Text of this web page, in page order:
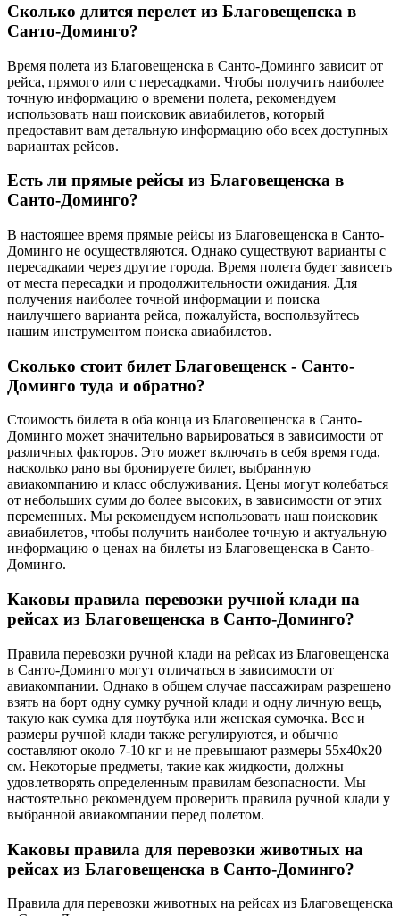
Сколько длится перелет из Благовещенска в
Санто-Доминго?
Время полета из Благовещенска в Санто-Доминго зависит от
рейса, прямого или с пересадками. Чтобы получить наиболее
точную информацию о времени полета, рекомендуем
использовать наш поисковик авиабилетов, который
предоставит вам детальную информацию обо всех доступных
вариантах рейсов.
Есть ли прямые рейсы из Благовещенска в
Санто-Доминго?
В настоящее время прямые рейсы из Благовещенска в Санто-
Доминго не осуществляются. Однако существуют варианты с
пересадками через другие города. Время полета будет зависеть
от места пересадки и продолжительности ожидания. Для
получения наиболее точной информации и поиска
наилучшего варианта рейса, пожалуйста, воспользуйтесь
нашим инструментом поиска авиабилетов.
Сколько стоит билет Благовещенск - Санто-
Доминго туда и обратно?
Стоимость билета в оба конца из Благовещенска в Санто-
Доминго может значительно варьироваться в зависимости от
различных факторов. Это может включать в себя время года,
насколько рано вы бронируете билет, выбранную
авиакомпанию и класс обслуживания. Цены могут колебаться
от небольших сумм до более высоких, в зависимости от этих
переменных. Мы рекомендуем использовать наш поисковик
авиабилетов, чтобы получить наиболее точную и актуальную
информацию о ценах на билеты из Благовещенска в Санто-
Доминго.
Каковы правила перевозки ручной клади на
рейсах из Благовещенска в Санто-Доминго?
Правила перевозки ручной клади на рейсах из Благовещенска
в Санто-Доминго могут отличаться в зависимости от
авиакомпании. Однако в общем случае пассажирам разрешено
взять на борт одну сумку ручной клади и одну личную вещь,
такую как сумка для ноутбука или женская сумочка. Вес и
размеры ручной клади также регулируются, и обычно
составляют около 7-10 кг и не превышают размеры 55x40x20
см. Некоторые предметы, такие как жидкости, должны
удовлетворять определенным правилам безопасности. Мы
настоятельно рекомендуем проверить правила ручной клади у
выбранной авиакомпании перед полетом.
Каковы правила для перевозки животных на
рейсах из Благовещенска в Санто-Доминго?
Правила для перевозки животных на рейсах из Благовещенска